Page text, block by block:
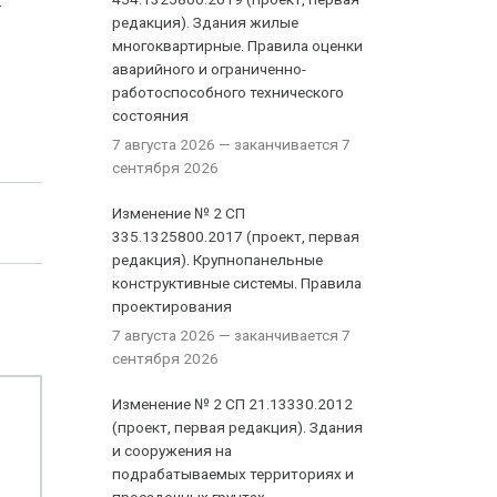
редакция). Здания жилые
многоквартирные. Правила оценки
аварийного и ограниченно-
работоспособного технического
состояния
7 августа 2026 — заканчивается 7
сентября 2026
Изменение № 2 СП
335.1325800.2017 (проект, первая
редакция). Крупнопанельные
конструктивные системы. Правила
проектирования
7 августа 2026 — заканчивается 7
сентября 2026
Изменение № 2 СП 21.13330.2012
(проект, первая редакция). Здания
и сооружения на
подрабатываемых территориях и